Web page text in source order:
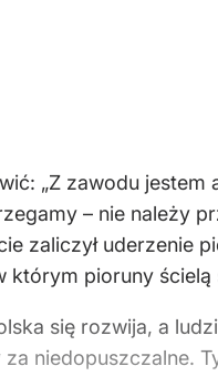
„Z zawodu jestem
– nie należy
zaliczył uderzenie
którym pioruny ścielą
się rozwija, a
niedopuszczalne.